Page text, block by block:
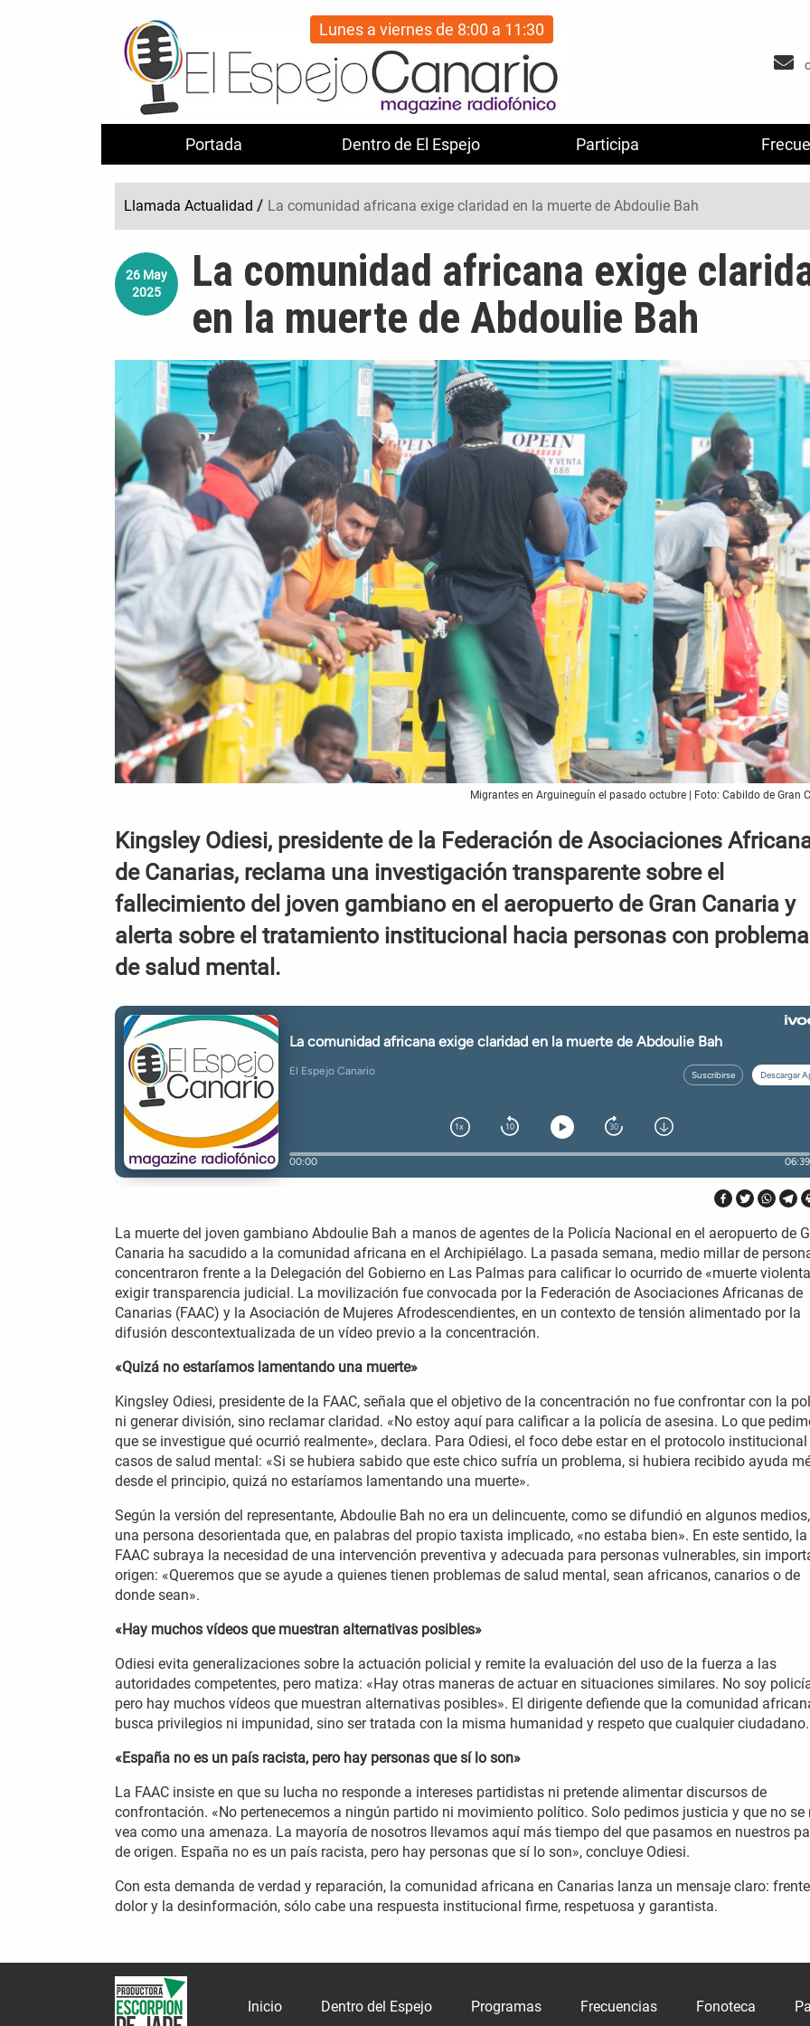
Portada Dentro de El Espejo Participa
Lunes a viernes de 8:00 a 11:30
Llamada Actualidad / La comunidad africana exige claridad en la muerte de Abdoulie Bah
26 May
2025
La comunidad africana exige
en la muerte de Abdoulie Bah
Migrantes en Arguineguín el pasado octubre | Foto: Cabildo de Gran
Kingsley Odiesi, presidente de la Federación de Asociaciones
de Canarias, reclama una investigación transparente sobre el
fallecimiento del joven gambiano en el aeropuerto de Gran Canaria y
alerta sobre el tratamiento institucional hacia personas con
de salud mental.
La muerte del joven gambiano Abdoulie Bah a manos de agentes de la Policía Nacional en el aeropuerto de
Canaria ha sacudido a la comunidad africana en el Archipiélago. La pasada semana, medio millar de
concentraron frente a la Delegación del Gobierno en Las Palmas para calificar lo ocurrido de «muerte
exigir transparencia judicial. La movilización fue convocada por la Federación de Asociaciones Africanas de
Canarias (FAAC) y la Asociación de Mujeres Afrodescendientes, en un contexto de tensión alimentado por la
difusión descontextualizada de un vídeo previo a la concentración.
«Quizá no estaríamos lamentando una muerte»
Kingsley Odiesi, presidente de la FAAC, señala que el objetivo de la concentración no fue confrontar con la
ni generar división, sino reclamar claridad. «No estoy aquí para calificar a la policía de asesina. Lo que
que se investigue qué ocurrió realmente», declara. Para Odiesi, el foco debe estar en el protocolo institucional
casos de salud mental: «Si se hubiera sabido que este chico sufría un problema, si hubiera recibido ayuda
desde el principio, quizá no estaríamos lamentando una muerte».
Según la versión del representante, Abdoulie Bah no era un delincuente, como se difundió en algunos
una persona desorientada que, en palabras del propio taxista implicado, «no estaba bien». En este sentido, la
FAAC subraya la necesidad de una intervención preventiva y adecuada para personas vulnerables, sin
origen: «Queremos que se ayude a quienes tienen problemas de salud mental, sean africanos, canarios o de
donde sean».
«Hay muchos vídeos que muestran alternativas posibles»
Odiesi evita generalizaciones sobre la actuación policial y remite la evaluación del uso de la fuerza a las
autoridades competentes, pero matiza: «Hay otras maneras de actuar en situaciones similares. No soy
pero hay muchos vídeos que muestran alternativas posibles». El dirigente defiende que la comunidad
busca privilegios ni impunidad, sino ser tratada con la misma humanidad y respeto que cualquier ciudadano.
«España no es un país racista, pero hay personas que sí lo son»
La FAAC insiste en que su lucha no responde a intereses partidistas ni pretende alimentar discursos de
confrontación. «No pertenecemos a ningún partido ni movimiento político. Solo pedimos justicia y que no se
vea como una amenaza. La mayoría de nosotros llevamos aquí más tiempo del que pasamos en nuestros
de origen. España no es un país racista, pero hay personas que sí lo son», concluye Odiesi.
Con esta demanda de verdad y reparación, la comunidad africana en Canarias lanza un mensaje claro:
dolor y la desinformación, sólo cabe una respuesta institucional firme, respetuosa y garantista.
Inicio Dentro del Espejo Programas Frecuencias Fonoteca